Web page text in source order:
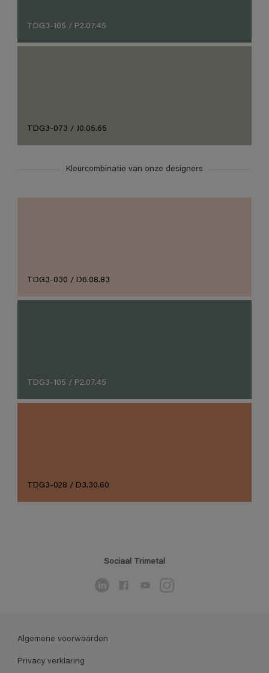
TDG3-105 / P2.07.45
TDG3-073 / J0.05.65
Kleurcombinatie van onze designers
TDG3-030 / D6.08.83
TDG3-105 / P2.07.45
TDG3-028 / D3.30.60
Sociaal Trimetal
Algemene voorwaarden
Privacy verklaring